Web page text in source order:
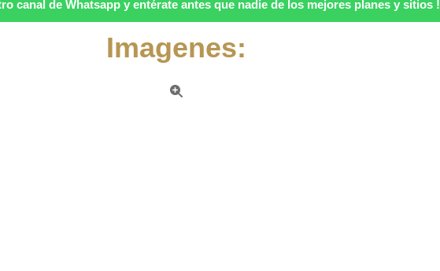
canal de Whatsapp y entérate antes que nadie de los mejores planes y sitios !
Imagenes: